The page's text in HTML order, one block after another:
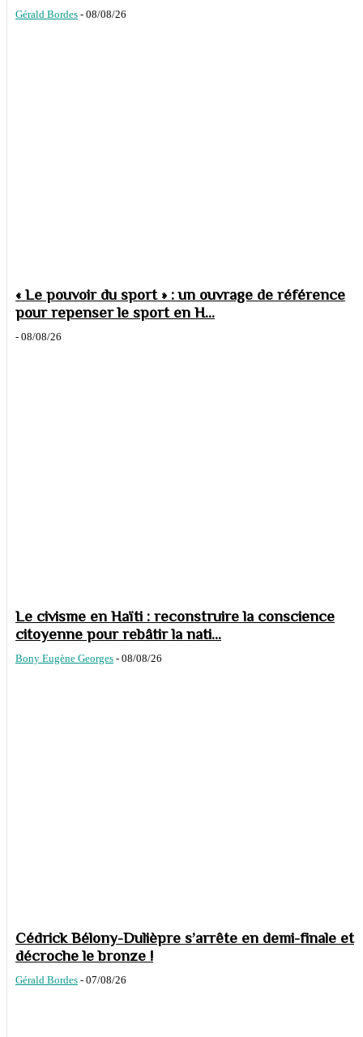
Gérald Bordes - 08/08/26
« Le pouvoir du sport » : un ouvrage de référence
pour repenser le sport en H...
- 08/08/26
Le civisme en Haïti : reconstruire la conscience
citoyenne pour rebâtir la nati...
Bony Eugène Georges - 08/08/26
Cédrick Bélony-Dulièpre s’arrête en demi-finale et
décroche le bronze !
Gérald Bordes - 07/08/26